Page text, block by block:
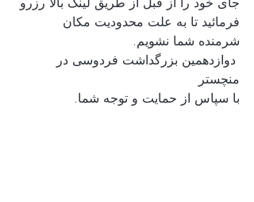
فرمائید تا به علت محدودیت مکان
شرمنده شما نشویم.
دوازدهمین بزرگداشت فردوسی در
منچستر
با سپاس از حمایت و توجه شما.